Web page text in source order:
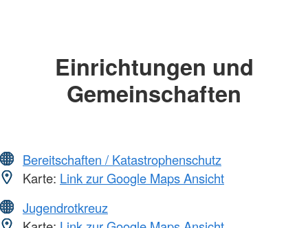
Einrichtungen und
Gemeinschaften
Bereitschaften / Katastrophenschutz
Karte: Link zur Google Maps Ansicht
Jugendrotkreuz